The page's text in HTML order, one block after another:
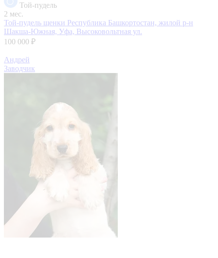
Той-пудель
2 мес.
Той-пудель щенки Республика Башкортостан, жилой р-н
Шакша-Южная, Уфа, Высоковольтная ул.
100 000 ₽
Андрей
Заводчик